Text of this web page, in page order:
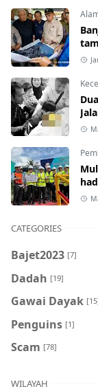
CATEGORIES
Bajet2023 [7]
Dadah [19]
Gawai Dayak
Penguins [1]
Scam [78]
WILAYAH